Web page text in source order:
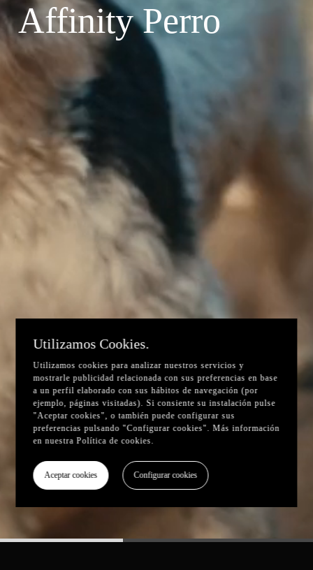
Affinity Perro
Utilizamos Cookies.
Utilizamos cookies para analizar nuestros servicios y
mostrarle publicidad relacionada con sus preferencias en base
a un perfil elaborado con sus hábitos de navegación (por
ejemplo, páginas visitadas). Si consiente su instalación pulse
"Aceptar cookies", o también puede configurar sus
preferencias pulsando "Configurar cookies". Más información
en nuestraPolítica de cookies.
Aceptar cookies Configurar cookies